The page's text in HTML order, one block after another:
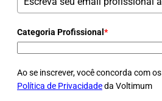
Categoria Profissional *
Ao se inscrever, você concorda com os
Política de Privacidadeda Voltimum